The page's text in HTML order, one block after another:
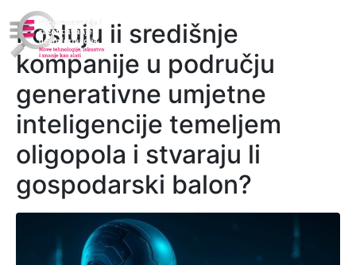
Posluju li središnje
kompanije u području
generativne umjetne
inteligencije temeljem
oligopola i stvaraju li
gospodarski balon?